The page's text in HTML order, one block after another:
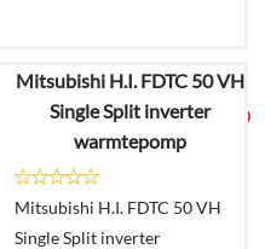
€3.472,70
€1.825,00
Mitsubishi H.I. FDTC 50 VH
Single Split inverter
warmtepomp
Mitsubishi H.I. FDTC 50 VH
Single Split inverter